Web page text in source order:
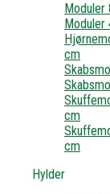
cm
cm
cm
Hylder